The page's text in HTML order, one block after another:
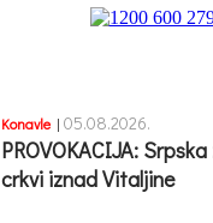
Konavle | 05.08.2026.
PROVOKACIJA:
crkvi iznad Vitaljine